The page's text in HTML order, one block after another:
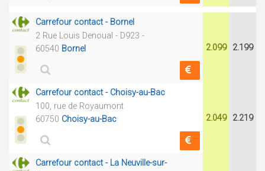
Carrefour contact - Bornel
2 Rue Louis Denoual - D923 -
60540 Bornel 2.099 2.199
Carrefour contact - Choisy-au-Bac
100, rue de Royaumont
60750 Choisy-au-Bac 2.049 2.219
Carrefour contact - La Neuville-sur-